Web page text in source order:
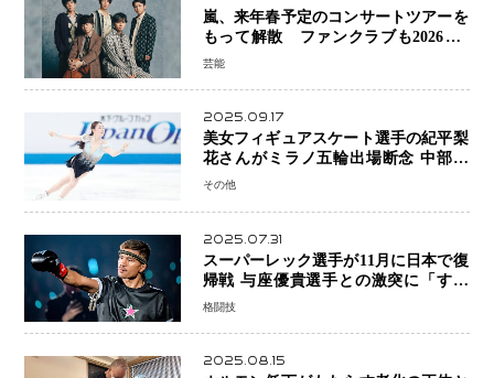
嵐、来年春予定のコンサートツアーを
もって解散 ファンクラブも2026年5
月末で活動終了
芸能
2025.09.17
美女フィギュアスケート選手の紀平梨
花さんがミラノ五輪出場断念 中部選
手権欠場を発表「安全最優先の判断」
その他
2025.07.31
スーパーレック選手が11月に日本で復
帰戦 与座優貴選手との激突に「すべ
ての技術を見せたい」
格闘技
2025.08.15